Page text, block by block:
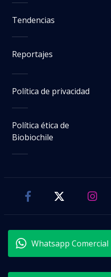
Tendencias
Reportajes
Política de privacidad
Política ética de
Biobiochile
Whatsapp Comercial